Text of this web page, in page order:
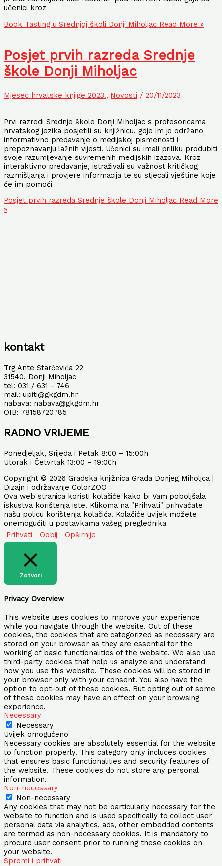
učenici kroz
Book Tasting u Srednjoj školi Donji Miholjac Read More »
Posjet prvih razreda Srednje
škole Donji Miholjac
Mjesec hrvatske knjige 2023., Novosti / 20/11/2023
Prvi razredi Srednje škole Donji Miholjac s profesoricama
hrvatskog jezika posjetili su knjižnicu, gdje im je održano
informativno predavanje o medijskoj pismenosti i
prepoznavanju lažnih vijesti. Učenici su imali priliku produbiti
svoje razumijevanje suvremenih medijskih izazova. Kroz
interaktivno predavanje, istraživali su važnost kritičkog
razmišljanja i provjere informacija te su stjecali vještine koje
će im pomoći
Posjet prvih razreda Srednje škole Donji Miholjac Read More
»
kontakt
Trg Ante Starčevića 22
31540, Donji Miholjac
tel: 031 / 631 – 746
mail: upiti@gkgdm.hr
nabava: nabava@gkgdm.hr
OIB: 78158720785
RADNO VRIJEME
Ponedjeljak, Srijeda i Petak 8:00 – 15:00h
Utorak i Četvrtak 13:00 – 19:00h
Copyright © 2026 Gradska knjižnica Grada Donjeg Miholjca |
Dizajn i održavanje ColorZOO
Ova web stranica koristi kolačiće kako bi Vam poboljšala
iskustva korištenja iste. Klikoma na "Prihvati" prihvaćate
našu policu korištenja kolačića. Kolačiće uvijek možete
onemogućiti u postavkama vašeg preglednika.
Prihvati
Odbij Opširnije
Zatvori
Privacy Overview
This website uses cookies to improve your experience
while you navigate through the website. Out of these
cookies, the cookies that are categorized as necessary are
stored on your browser as they are essential for the
working of basic functionalities of the website. We also use
third-party cookies that help us analyze and understand
how you use this website. These cookies will be stored in
your browser only with your consent. You also have the
option to opt-out of these cookies. But opting out of some
of these cookies may have an effect on your browsing
experience.
Necessary
Necessary
Uvijek omogućeno
Necessary cookies are absolutely essential for the website
to function properly. This category only includes cookies
that ensures basic functionalities and security features of
the website. These cookies do not store any personal
information.
Non-necessary
Non-necessary
Any cookies that may not be particularly necessary for the
website to function and is used specifically to collect user
personal data via analytics, ads, other embedded contents
are termed as non-necessary cookies. It is mandatory to
procure user consent prior to running these cookies on
your website.
Spremi i prihvati